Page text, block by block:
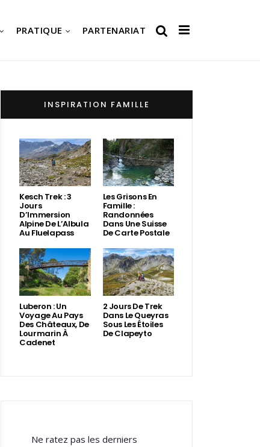
PRATIQUE PARTENARIAT
INSPIRATION FAMILLE
Kesch Trek : 3
Jours
D’Immersion
Alpine De L’Albula
Au Fluelapass
Les Grisons En
Famille :
Randonnées
Dans Une Suisse
De Carte Postale
Luberon : Un
Voyage Au Pays
Des Châteaux, De
Lourmarin À
Cadenet
2 Jours De Trek
Dans Le Queyras
Sous Les Étoiles
De Clapeyto
Ne ratez pas les derniers